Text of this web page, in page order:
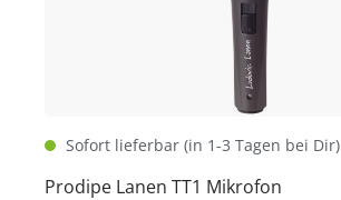
Sofort lieferbar (in 1-3 Tagen bei Dir)
Prodipe Lanen TT1 Mikrofon